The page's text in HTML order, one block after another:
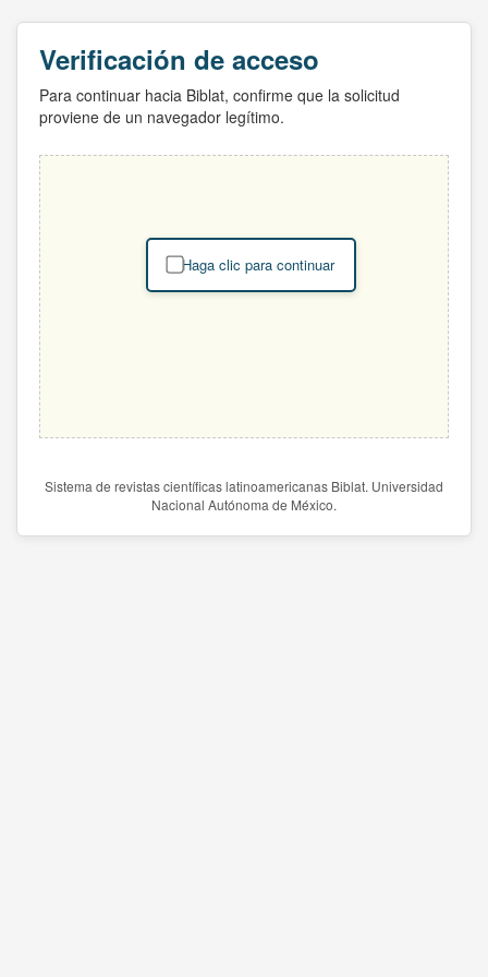
Verificación de acceso
Para continuar hacia Biblat, confirme que la solicitud
proviene de un navegador legítimo.
Haga clic para continuar
Sistema de revistas científicas latinoamericanas Biblat. Universidad
Nacional Autónoma de México.